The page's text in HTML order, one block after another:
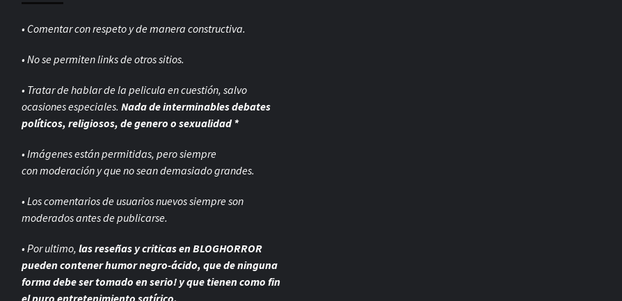
• Comentar con respeto y de manera constructiva.
• No se permiten links de otros sitios.
• Tratar de hablar de la pelicula en cuestión, salvo
ocasiones especiales.Nada de interminables debates
políticos, religiosos, de genero o sexualidad *
• Imágenes están permitidas, pero siempre
conmoderación y que no sean demasiado grandes.
• Los comentarios de usuarios nuevos siempre son
moderados antes de publicarse.
• Por ultimo,las reseñas y criticas en BLOGHORROR
pueden contener humor negro-ácido, que de ninguna
forma debe ser tomado en serio! y que tienen como fin